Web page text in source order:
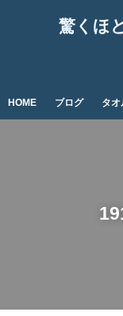
驚くほ
HOME ブログ タオ